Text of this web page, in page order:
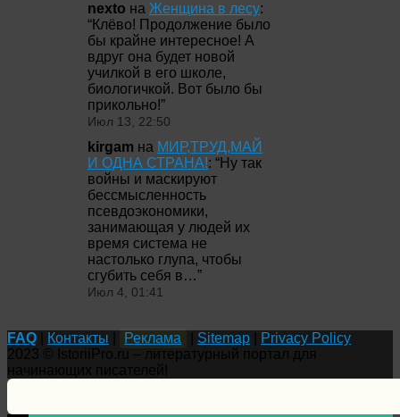
nexto на Женщина в лесу:
“Клёво! Продолжение было
бы крайне интересное! А
вдруг она будет новой
училкой в его школе,
биологичкой. Вот было бы
прикольно!”
Июл 13, 22:50
kirgam на МИР,ТРУД,МАЙ
И ОДНА СТРАНА!: “Ну так
войны и маскируют
бессмысленность
псевдоэкономики,
занимающая у людей их
время система не
настолько глупа, чтобы
сгубить себя в…”
Июл 4, 01:41
FAQ Контакты Реклама Sitemap
Privacy Policy